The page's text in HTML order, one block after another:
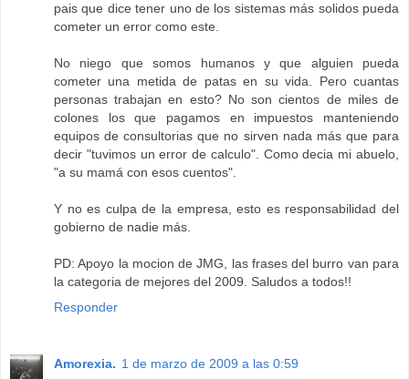
pais que dice tener uno de los sistemas más solidos pueda
cometer un error como este.
No niego que somos humanos y que alguien pueda
cometer una metida de patas en su vida. Pero cuantas
personas trabajan en esto? No son cientos de miles de
colones los que pagamos en impuestos manteniendo
equipos de consultorias que no sirven nada más que para
decir "tuvimos un error de calculo". Como decia mi abuelo,
"a su mamá con esos cuentos".
Y no es culpa de la empresa, esto es responsabilidad del
gobierno de nadie más.
PD: Apoyo la mocion de JMG, las frases del burro van para
la categoria de mejores del 2009. Saludos a todos!!
Responder
Amorexia. 1 de marzo de 2009 a las 0:59